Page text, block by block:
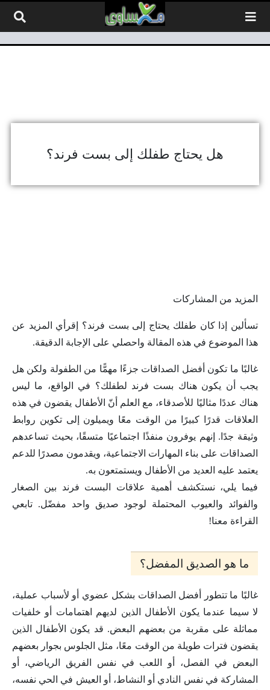
هل يحتاج طفلك إلى بست فرند؟
المزيد من المشاركات
تسألين إذا كان طفلك يحتاج إلى بست فرند؟ إقرأي المزيد عن
هذا الموضوع في هذه المقالة واحصلي على الإجابة الدقيقة.
غالبًا ما تكون أفضل الصداقات جزءًا مهمًّا من الطفولة ولكن هل
يجب أن يكون هناك بست فرند لطفلك؟ في الواقع، ما ليس
هناك عددًا مثاليًا للأصدقاء، مع العلم أنّ الأطفال يقضون في هذه
العلاقات قدرًا كبيرًا من الوقت معًا ويميلون إلى تكوين روابط
وثيقة جدًا. إنهم يوفرون منفذًا اجتماعيًا متسقًا، بحيث تساعدهم
الصداقات على بناء المهارات الاجتماعية، ويقدمون مصدرًا للدعم
يعتمد عليه العديد من الأطفال ويستمتعون به.
فيما يلي، نستكشف أهمية علاقات البست فرند بين الصغار
والفوائد والعيوب المحتملة لوجود صديق واحد مفضّل. تابعي
القراءة معنا!
ما هو الصديق المفضل؟
غالبًا ما تتطور أفضل الصداقات بشكل عضوي أو لأسباب عملية،
لا سيما عندما يكون الأطفال الذين لديهم اهتمامات أو خلفيات
مماثلة على مقربة من بعضهم البعض. قد يكون الأطفال الذين
يقضون فترات طويلة من الوقت معًا، مثل الجلوس بجوار بعضهم
البعض في الفصل، أو اللعب في نفس الفريق الرياضي، أو
المشاركة في نفس النادي أو النشاط، أو العيش في الحي نفسه،